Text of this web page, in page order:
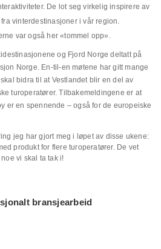
De lot seg virkelig inspirere av
vinterdestinasjoner i vår region.
var også her «tommel opp».
og Fjord Norge deltatt på
Norge. En-til-en møtene har gitt mange
bidra til at Vestlandet blir en del av
turoperatører. Tilbakemeldingene er at
er en spennende – også for de europeiske
jeg har gjort meg i løpet av disse ukene:
produkt for flere turoperatører. De vet
vi skal ta tak i!
bransjearbeid